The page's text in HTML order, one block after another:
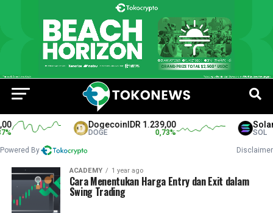
DogecoinIDR 1.239,00
DOGE 0,73%
Solana
SOL
Powered By Disclaimer
ACADEMY 1 year ago
Cara Menentukan Harga Entry dan Exit dalam
Swing Trading